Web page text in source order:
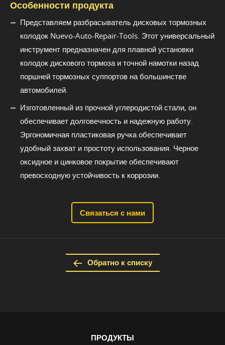
Особенности продукта
Представляем разбрасыватель дисковых тормозных
колодок Nuevo-Auto-Repair-Tools. Этот универсальный
инструмент предназначен для плавной установки
колодок дискового тормоза и точной намотки назад
поршней тормозных суппортов на большинстве
автомобилей.
Изготовленный из прочной углеродистой стали, он
обеспечивает долговечность и надежную работу.
Эргономичная пластиковая ручка обеспечивает
удобный захват и простоту использования. Черное
оксидное и цинковое покрытие обеспечивают
превосходную устойчивость к коррозии.
Связаться с нами
Обратно к списку
ПРОДУКТЫ